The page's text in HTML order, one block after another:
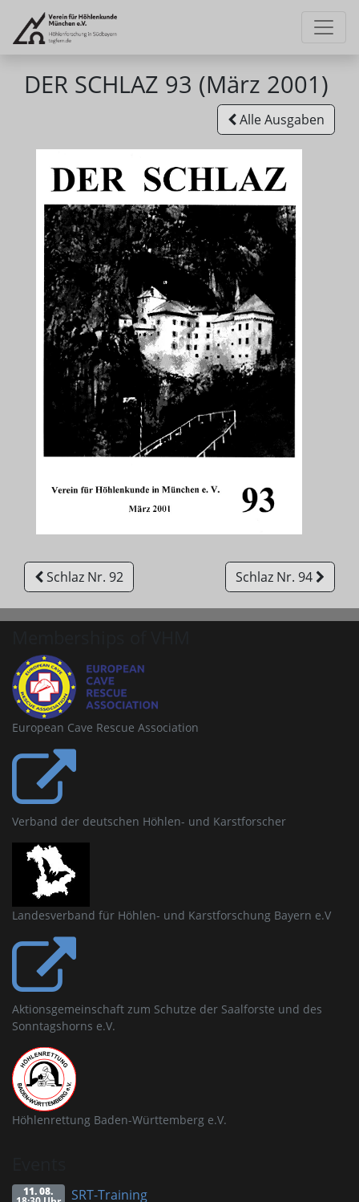
DER SCHLAZ 93 (März 2001)
Alle Ausgaben
Schlaz Nr. 92 Schlaz Nr. 94
European Cave Rescue Association
Verband der deutschen Höhlen- und Karstforscher
Landesverband für Höhlen- und Karstforschung Bayern e.V
Aktionsgemeinschaft zum Schutze der Saalforste und des
Sonntagshorns e.V.
Höhlenrettung Baden-Württemberg e.V.
11. 08. SRT-Training